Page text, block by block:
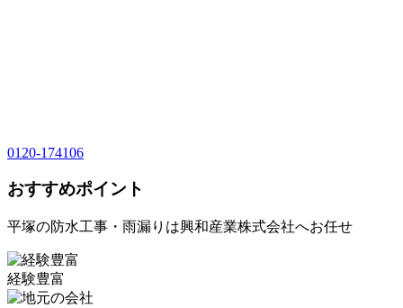
0120-174106
おすすめポイント
平塚の防水工事・雨漏りは興和産業株式会社へお任せ
経験豊富